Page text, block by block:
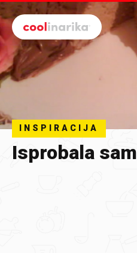
Preskoči na glavni sadržaj
INSPIRACIJA
Isprobala sam